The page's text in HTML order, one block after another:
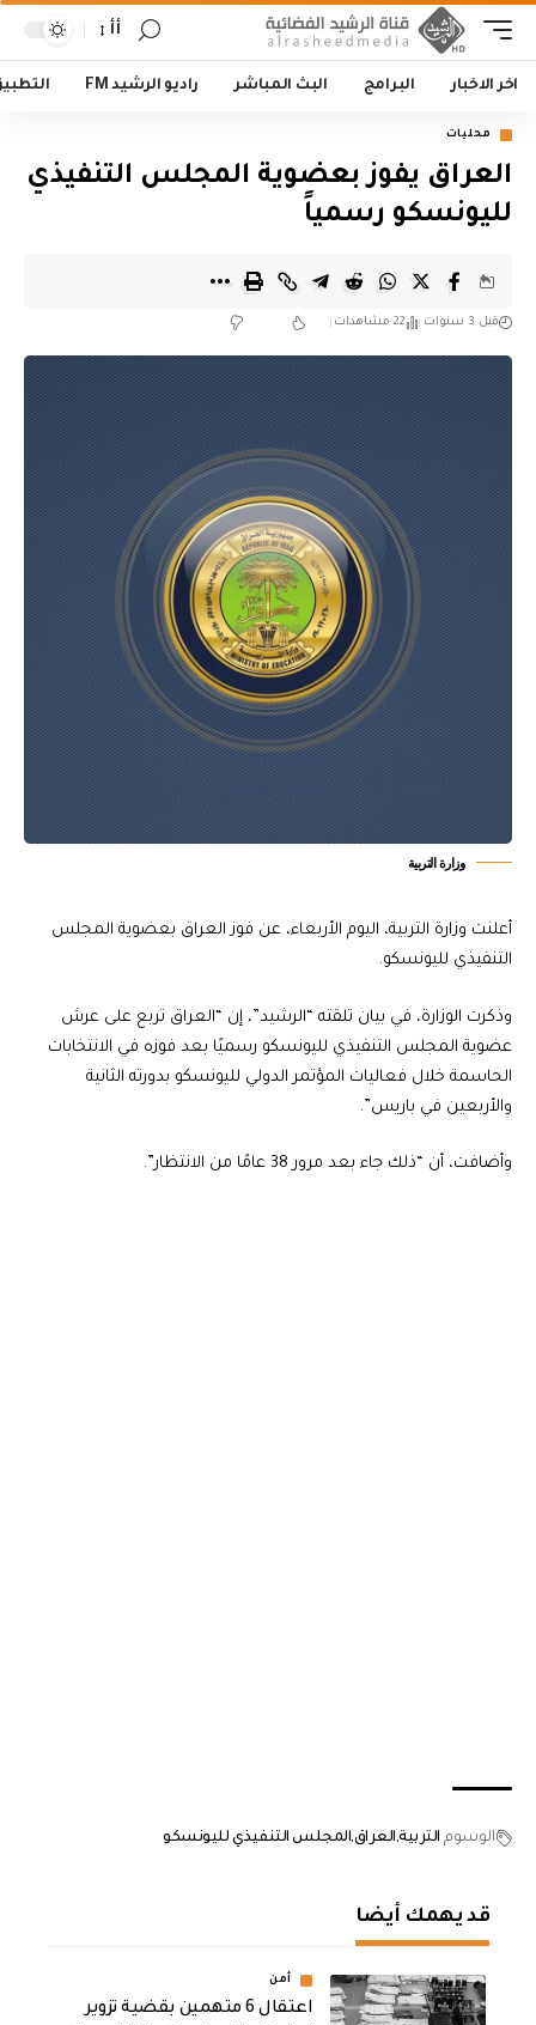
أأ
اخر الاخبار البرامج البث المباشر راديو الرشيد FM
محليات
العراق يفوز بعضوية المجلس التنفيذي
لليونسكو رسمياً
قبل 3 سنوات 22 مشاهدات
وزارة التربية
أعلنت وزارة التربية، اليوم الأربعاء، عن فوز العراق بعضوية المجلس
التنفيذي لليونسكو.
وذكرت الوزارة، في بيان تلقته “الرشيد”، إن “العراق تربع على عرش
عضوية المجلس التنفيذي لليونسكو رسميًا بعد فوزه في الانتخابات
الحاسمة خلال فعاليات المؤتمر الدولي لليونسكو بدورته الثانية
والأربعين في باريس”.
وأضافت، أن “ذلك جاء بعد مرور 38 عامًا من الانتظار”.
الوسوم التربية العراقالمجلس التنفيذي لليونسكو
قد يهمك أيضا
أمن
اعتقال 6 متهمين بقضية تزوير